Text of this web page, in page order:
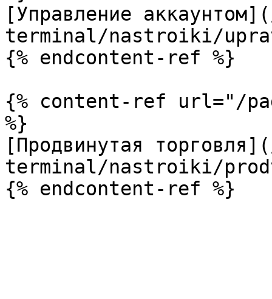
[Управление
terminal/nastroiki/
{% endcontent-ref %}
{% content-ref url="/
%}
[Продвинутая
terminal/nastroiki/